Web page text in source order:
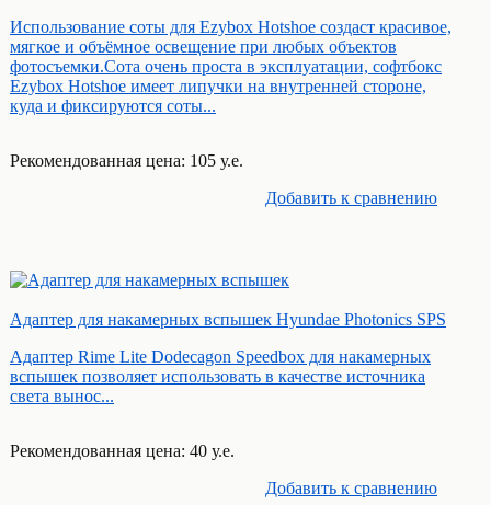
Использование соты для Ezybox Hotshoe создаст красивое,
мягкое и объёмное освещение при любых объектов
фотосъемки.Сота очень проста в эксплуатации, софтбокс
Ezybox Hotshoe имеет липучки на внутренней стороне,
куда и фиксируются соты...
Рекомендованная цена: 105 у.е.
Добавить к cравнению
Адаптер для накамерных вспышек Hyundae Photonics SPS
Адаптер Rime Lite Dodecagon Speedbox для накамерных
вспышек позволяет использовать в качестве источника
света вынос...
Рекомендованная цена: 40 у.е.
Добавить к cравнению